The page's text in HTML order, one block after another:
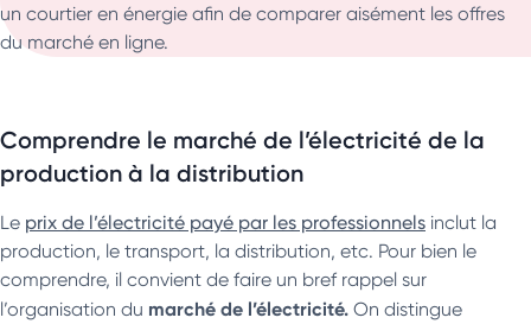
un courtier en énergie afin de comparer aisément les offres
du marché en ligne.
Comprendre le marché de l’électricité de la
production à la distribution
Le prix de l’électricité payé par les professionnels inclut la
production, le transport, la distribution, etc. Pour bien le
comprendre, il convient de faire un bref rappel sur
l’organisation du marché de l’électricité. On distingue